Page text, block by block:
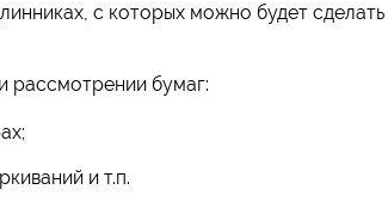
с которых можно будет сделать
рассмотрении бумаг:
и т.п.